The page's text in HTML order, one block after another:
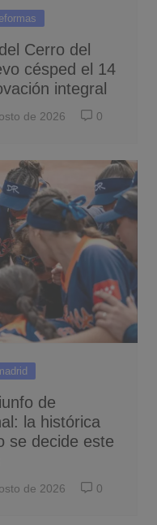
Cerro del
césped el 14
integral
de 2026 0
de
la histórica
se decide este
de 2026 0